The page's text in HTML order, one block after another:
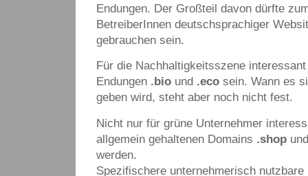
Endungen. Der Großteil davon dürfte
BetreiberInnen deutschsprachiger
gebrauchen sein.
Für die Nachhaltigkeitsszene
Endungen .bio und .eco sein. Wann es
geben wird, steht aber noch nicht fest.
Nicht nur für grüne Unternehmer
allgemein gehaltenen Domains .shop und
werden.
Spezifischere unternehmerisch nutzbare